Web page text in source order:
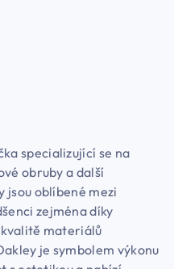
specializující se na
obruby a další
jsou oblíbené mezi
zejména díky
materiálů
je symbolem výkonu